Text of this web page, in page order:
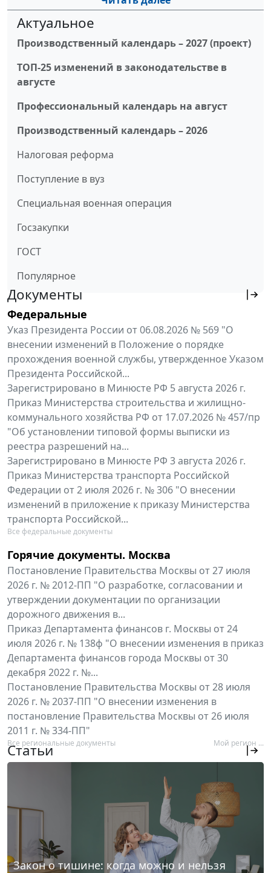
Актуальное
Производственный календарь – 2027 (проект)
ТОП-25 изменений в законодательстве в
августе
Профессиональный календарь на август
Производственный календарь – 2026
Налоговая реформа
Поступление в вуз
Специальная военная операция
Госзакупки
ГОСТ
Популярное
Документы
Федеральные
Указ Президента России от 06.08.2026 № 569 "О
внесении изменений в Положение о порядке
прохождения военной службы, утвержденное Указом
Президента Российской...
Зарегистрировано в Минюсте РФ 5 августа 2026 г.
Приказ Министерства строительства и жилищно-
коммунального хозяйства РФ от 17.07.2026 № 457/пр
"Об установлении типовой формы выписки из
реестра разрешений на...
Зарегистрировано в Минюсте РФ 3 августа 2026 г.
Приказ Министерства транспорта Российской
Федерации от 2 июля 2026 г. № 306 "О внесении
изменений в приложение к приказу Министерства
транспорта Российской...
Все федеральные документы
Горячие документы. Москва
Постановление Правительства Москвы от 27 июля
2026 г. № 2012-ПП "О разработке, согласовании и
утверждении документации по организации
дорожного движения в...
Приказ Департамента финансов г. Москвы от 24
июля 2026 г. № 138ф "О внесении изменения в приказ
Департамента финансов города Москвы от 30
декабря 2022 г. №...
Постановление Правительства Москвы от 28 июля
2026 г. № 2037-ПП "О внесении изменения в
постановление Правительства Москвы от 26 июля
2011 г. № 334-ПП"
Все региональные документы Мой регион ...
Статьи
Закон о тишине: когда можно и нельзя